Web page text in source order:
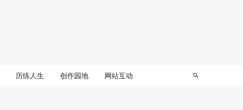
历练人生 创作园地 网站互动